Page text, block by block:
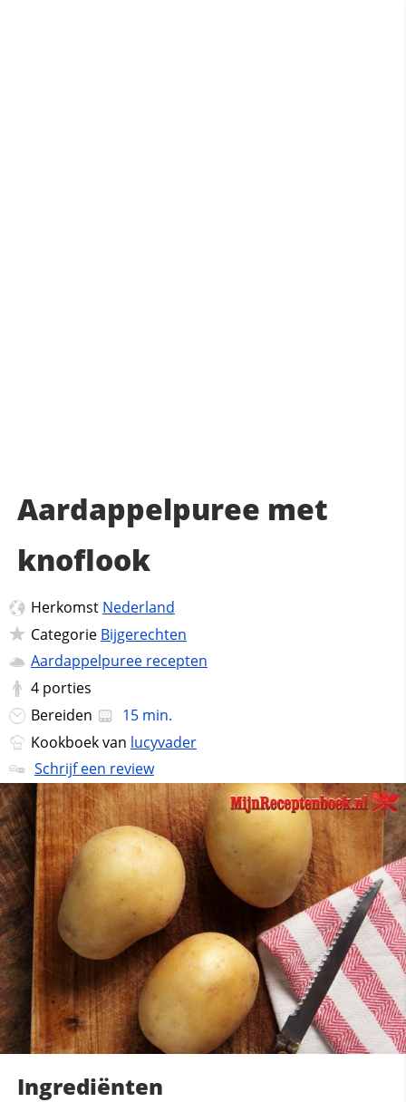
Aardappelpuree met
knoflook
Herkomst Nederland
Categorie Bijgerechten
Aardappelpuree recepten
4 porties
Bereiden
15 min.
Kookboek van lucyvader
Schrijf een review
Ingrediënten